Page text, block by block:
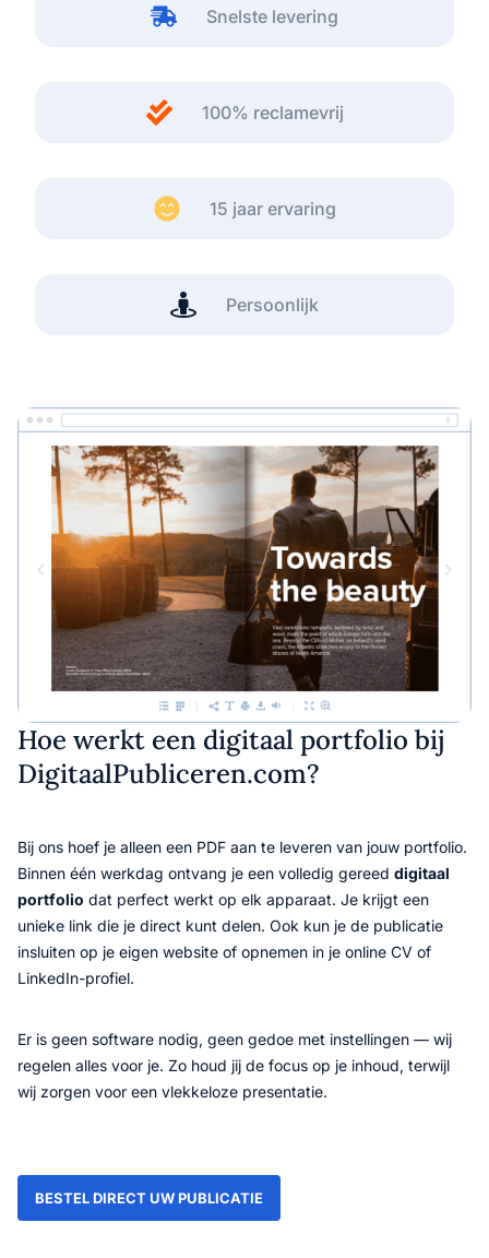
Snelste levering
100% reclamevrij
15 jaar ervaring
Persoonlijk
Hoe werkt een digitaal portfolio bij
DigitaalPubliceren.com?
Bij ons hoef je alleen een PDF aan te leveren van jouw portfolio.
Binnen één werkdag ontvang je een volledig gereed digitaal
portfolio dat perfect werkt op elk apparaat. Je krijgt een
unieke link die je direct kunt delen. Ook kun je de publicatie
insluiten op je eigen website of opnemen in je online CV of
LinkedIn-profiel.
Er is geen software nodig, geen gedoe met instellingen — wij
regelen alles voor je. Zo houd jij de focus op je inhoud, terwijl
wij zorgen voor een vlekkeloze presentatie.
BESTEL DIRECT UW PUBLICATIE